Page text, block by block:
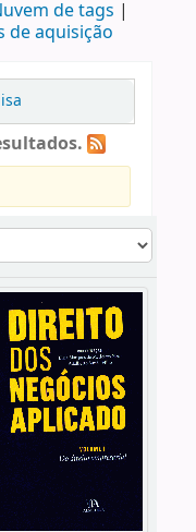
de tags
de aquisição